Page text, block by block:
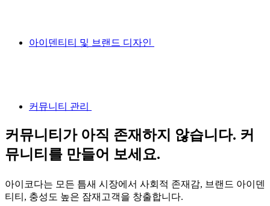
아이덴티티 및 브랜드 디자인
커뮤니티 관리
커뮤니티가 아직 존재하지 않습니다. 커
뮤니티를 만들어 보세요.
아이코다는 모든 틈새 시장에서 사회적 존재감, 브랜드 아이덴
티티, 충성도 높은 잠재고객을 창출합니다.